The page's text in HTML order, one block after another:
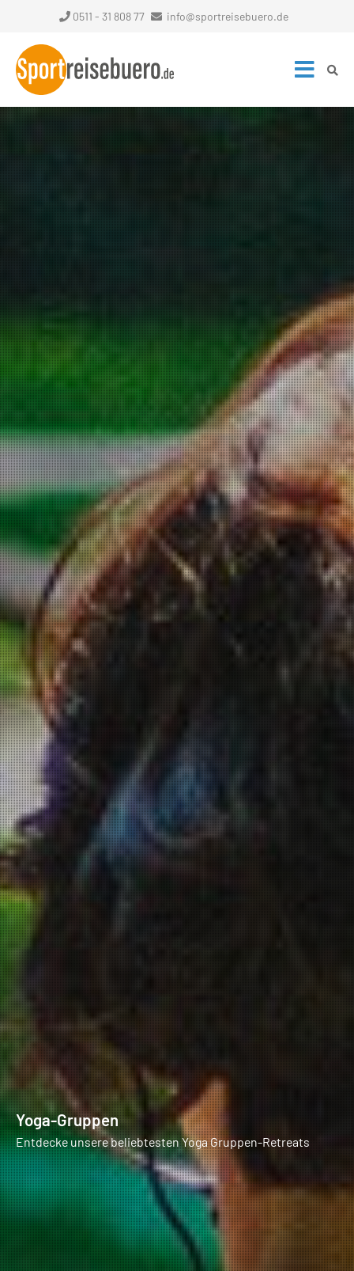
0511 - 31 808 77 info@sportreisebuero.de
Yoga-Gruppen
Entdecke unsere beliebtesten Yoga Gruppen-Retreats